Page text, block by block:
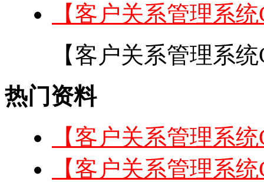
【客户关系管理系
【客户关系管理系
热门资料
【客户关系管理系
【客户关系管理系